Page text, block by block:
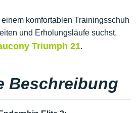
komfortablen Trainingsschuh
und Erholungsläufe suchst,
Triumph 21.
Beschreibung